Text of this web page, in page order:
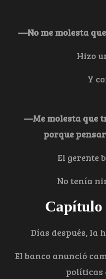
—No me molesta
Hizo
Y
—Me molesta que
porque
El gerente
No tenía
Días después, la
El banco anunció
políticas